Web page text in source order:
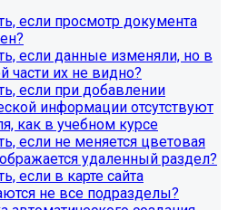
если просмотр документа
если данные изменяли, но в
части их не видно?
если при добавлении
информации отсутствуют
как в учебном курсе
если не меняется цветовая
удаленный раздел?
если в карте сайта
не все подразделы?